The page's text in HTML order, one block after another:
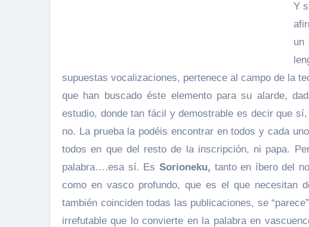
Y
un
supuestas vocalizaciones, pertenece al campo de la
que han buscado éste elemento para su alarde,
estudio, donde tan fácil y demostrable es decir que
no. La prueba la podéis encontrar en todos y cada
todos en que del resto de la inscripción, ni papa.
palabra….esa sí. Es Sorioneku, tanto en íbero del
como en vasco profundo, que es el que necesitan
también coinciden todas las publicaciones, se
irrefutable que lo convierte en la palabra en